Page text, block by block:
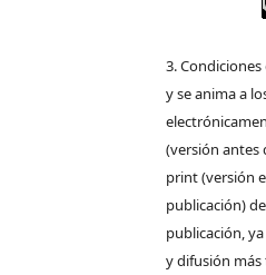
3.
y se anima a
(versión antes
print (versión
publicación)
publicación,
y difusión